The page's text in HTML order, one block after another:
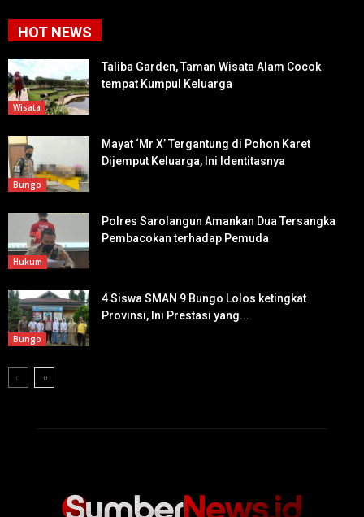
HOT NEWS
Wisata
Taliba Garden, Taman Wisata Alam Cocok
tempat Kumpul Keluarga
Bungo
Mayat ‘Mr X’ Tergantung di Pohon Karet
Dijemput Keluarga, Ini Identitasnya
Hukum
Polres Sarolangun Amankan Dua Tersangka
Pembacokan terhadap Pemuda
Bungo
4 Siswa SMAN 9 Bungo Lolos ketingkat
Provinsi, Ini Prestasi yang...